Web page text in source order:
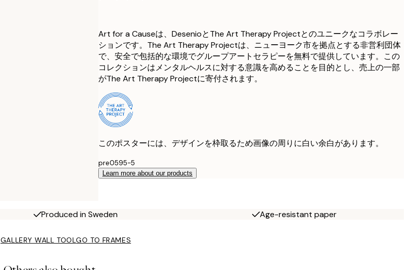
Art for a Causeは、DesenioとThe Art Therapy Projectとのユニークなコラボレー
ションです。The Art Therapy Projectは、ニューヨーク市を拠点とする非営利団体
で、安全で包括的な環境でグループアートセラピーを無料で提供しています。この
コレクションはメンタルヘルスに対する意識を高めることを目的とし、売上の一部
がThe Art Therapy Projectに寄付されます。
このポスターには、デザインを枠取るため画像の周りに白い余白があります。
pre0595-5
Learn more about our products
Produced in Sweden Age-resistant paper
GALLERY WALL TOOLGO TO FRAMES